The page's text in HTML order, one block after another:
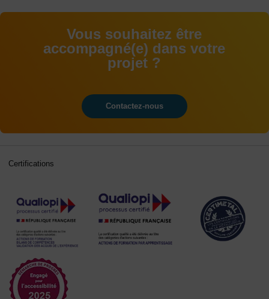
Vous souhaitez être
accompagné(e) dans votre
projet ?
Contactez-nous
Certifications